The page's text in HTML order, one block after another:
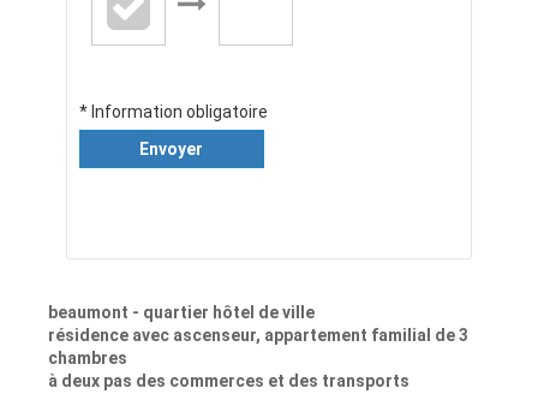
* Information obligatoire
Envoyer
beaumont - quartier hôtel de ville
résidence avec ascenseur, appartement familial de 3
chambres
à deux pas des commerces et des transports